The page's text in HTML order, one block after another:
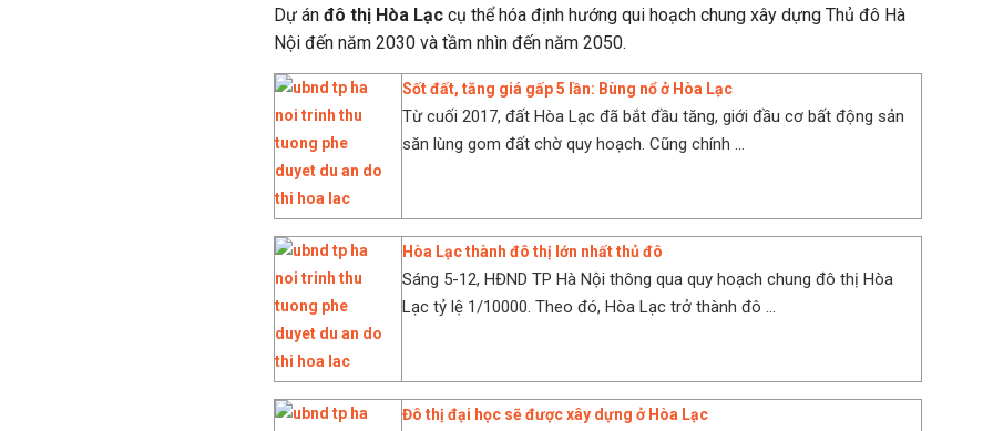
Dự án đô thị Hòa Lạc cụ thể hóa định hướng qui hoạch chung xây dựng Thủ đô Hà
Nội đến năm 2030 và tầm nhìn đến năm 2050.
Sốt đất, tăng giá gấp 5 lần: Bùng nổ ở Hòa Lạc
Từ cuối 2017, đất Hòa Lạc đã bắt đầu tăng, giới đầu cơ bất động sản
săn lùng gom đất chờ quy hoạch. Cũng chính ...
Hòa Lạc thành đô thị lớn nhất thủ đô
Sáng 5-12, HĐND TP Hà Nội thông qua quy hoạch chung đô thị Hòa
Lạc tỷ lệ 1/10000. Theo đó, Hòa Lạc trở thành đô ...
Đô thị đại học sẽ được xây dựng ở Hòa Lạc